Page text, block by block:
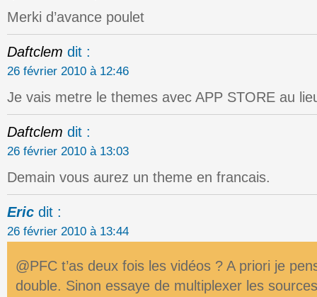
Merki d’avance poulet
Daftclem dit :
26 février 2010 à 12:46
Je vais metre le themes avec APP STORE au
Daftclem dit :
26 février 2010 à 13:03
Demain vous aurez un theme en francais.
Eric dit :
26 février 2010 à 13:44
@PFC t’as deux fois les vidéos ? A priori je
double. Sinon essaye de multiplexer les